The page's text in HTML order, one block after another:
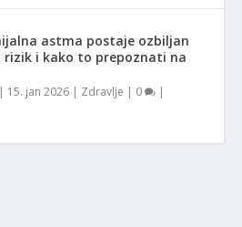
astma postaje ozbiljan
rizik i kako to prepoznati na
| 15. jan 2026 | Zdravlje | 0 |